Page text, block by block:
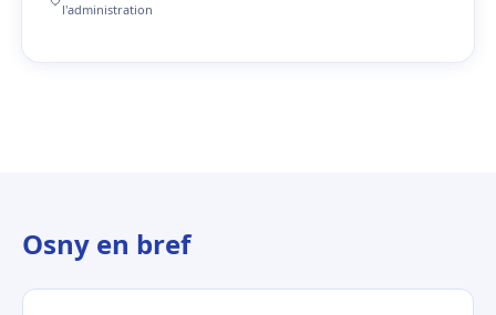
l'administration
Osny en bref